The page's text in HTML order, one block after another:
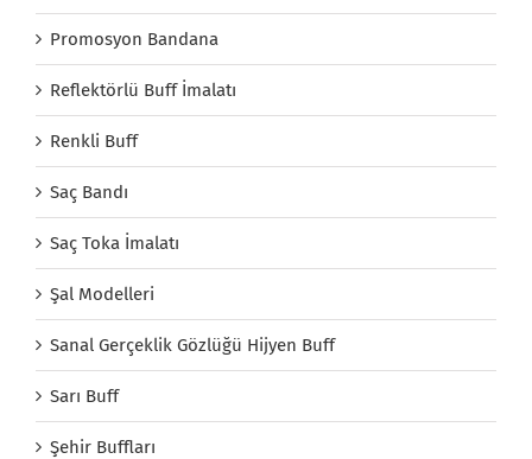
Promosyon Bandana
Reflektörlü Buff İmalatı
Renkli Buff
Saç Bandı
Saç Toka İmalatı
Şal Modelleri
Sanal Gerçeklik Gözlüğü Hijyen Buff
Sarı Buff
Şehir Buffları